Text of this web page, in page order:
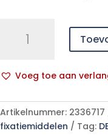
7,5x
30x5
156165
Voeg toe aan
l
t
e
Artikelnummer: 2336717
fixatiemiddelen
Tag: